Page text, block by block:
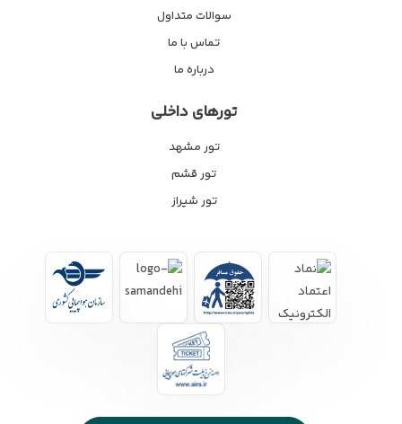
سوالات متداول
تماس با ما
درباره ما
تورهای داخلی
تور مشهد
تور قشم
تور شیراز